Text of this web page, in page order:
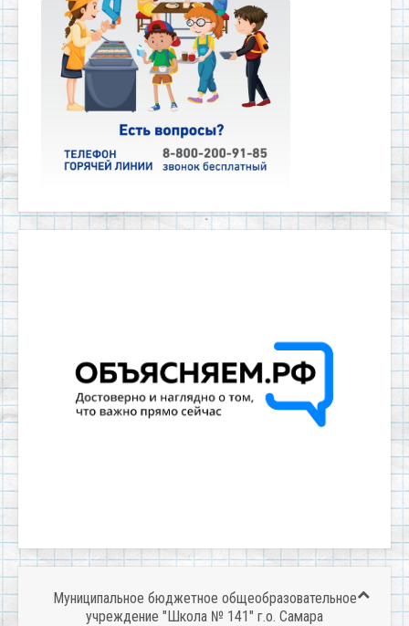
Муниципальное бюджетное общеобразовательное
учреждение "Школа № 141" г.о. Самара